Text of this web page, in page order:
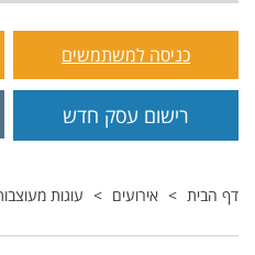
כניסה למשתמשים
רישום עסק חדש
דף הבית אירועים עוגות